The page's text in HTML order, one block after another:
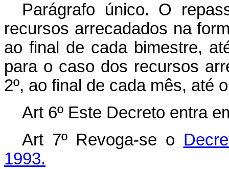
Parágrafo único. O
recursos arrecadados na
ao final de cada bimestre,
para o caso dos recursos
2º, ao final de cada mês, até
Art 6º Este Decreto entra
Art 7º Revoga-se o
1993.